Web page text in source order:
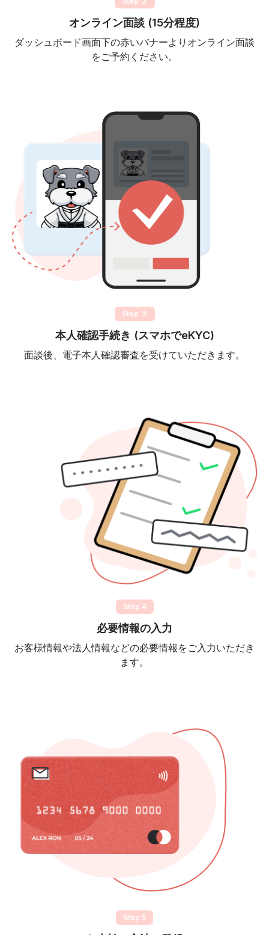
オンライン面談 (15分程度)
ダッシュボード画面下の赤いバナーよりオンライン面談
をご予約ください。
Step ３
本人確認手続き (スマホでeKYC)
面談後、電子本人確認審査を受けていただきます。
Step 4
必要情報の入力
お客様情報や法人情報などの必要情報をご入力いただき
ます。
Step 5